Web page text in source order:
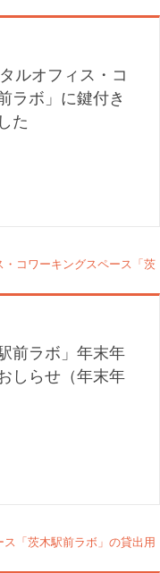
ルオフィス・コ
ラボ」に鍵付き
た
前ラボ」年末年
しらせ（年末年